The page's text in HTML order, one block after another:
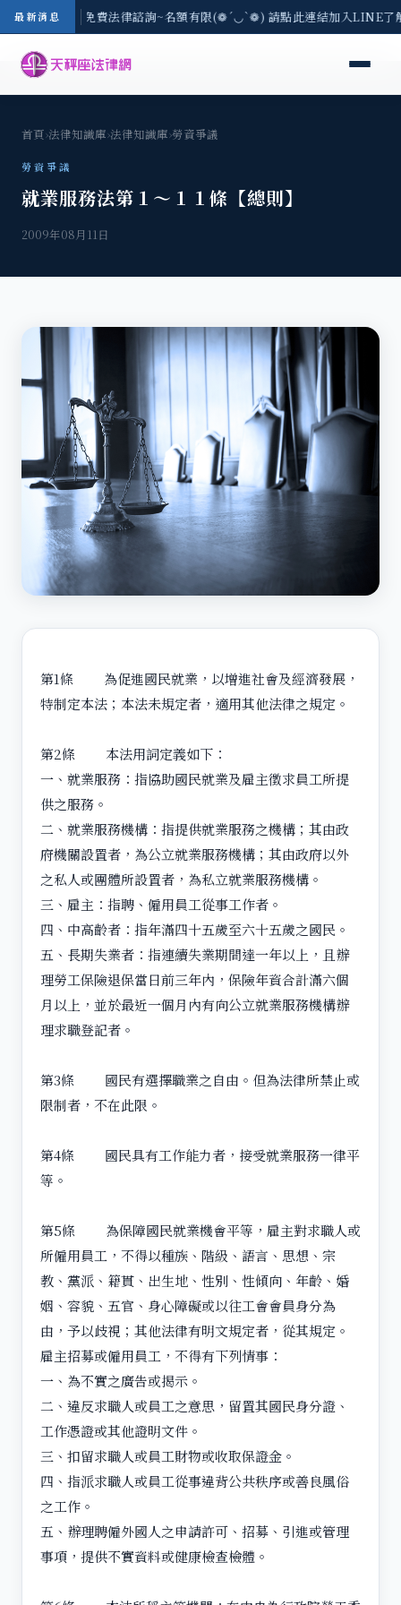
最新消息
-8/3(一) 現場免費法律諮詢~名額有限(❁´◡`❁) 請點此連結加入LINE
首頁›法律知識庫›法律知識庫›勞資爭議
勞資爭議
就業服務法第１～１１條【總則】
2009年08月11日
第1條 為促進國民就業，以增進社會及經濟發展，
特制定本法；本法未規定者，適用其他法律之規定。
第2條 本法用詞定義如下：
一、就業服務：指協助國民就業及雇主徵求員工所提
供之服務。
二、就業服務機構：指提供就業服務之機構；其由政
府機關設置者，為公立就業服務機構；其由政府以外
之私人或團體所設置者，為私立就業服務機構。
三、雇主：指聘、僱用員工從事工作者。
四、中高齡者：指年滿四十五歲至六十五歲之國民。
五、長期失業者：指連續失業期間達一年以上，且辦
理勞工保險退保當日前三年內，保險年資合計滿六個
月以上，並於最近一個月內有向公立就業服務機構辦
理求職登記者。
第3條 國民有選擇職業之自由。但為法律所禁止或
限制者，不在此限。
第4條 國民具有工作能力者，接受就業服務一律平
等。
第5條 為保障國民就業機會平等，雇主對求職人或
所僱用員工，不得以種族、階級、語言、思想、宗
教、黨派、籍貫、出生地、性別、性傾向、年齡、婚
姻、容貌、五官、身心障礙或以往工會會員身分為
由，予以歧視；其他法律有明文規定者，從其規定。
雇主招募或僱用員工，不得有下列情事：
一、為不實之廣告或揭示。
二、違反求職人或員工之意思，留置其國民身分證、
工作憑證或其他證明文件。
三、扣留求職人或員工財物或收取保證金。
四、指派求職人或員工從事違背公共秩序或善良風俗
之工作。
五、辦理聘僱外國人之申請許可、招募、引進或管理
事項，提供不實資料或健康檢查檢體。